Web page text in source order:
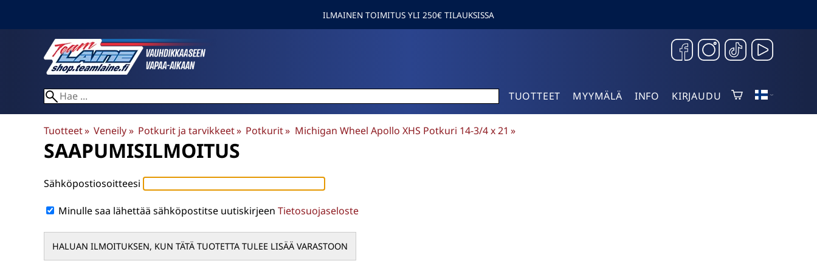
ILMAINEN TOIMITUS YLI 250€ TILAUKSISSA
TUOTTEET MYYMÄLÄ INFO KIRJAUDU
Tuotteet‪» Veneily‪» Potkurit ja tarvikkeet‪» Potkurit‪» Michigan Wheel Apollo XHS Potkuri 14-3/4 x 21 ‪»
SAAPUMISILMOITUS
Sähköpostiosoitteesi
Minulle saa lähettää sähköpostitse uutiskirjeen Tietosuojaseloste